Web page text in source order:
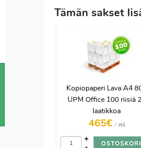
Tämän sakset
Kopiopaperi Lava A4
UPM Office 100 riisiä
laatikkoa
465€ / erä
+